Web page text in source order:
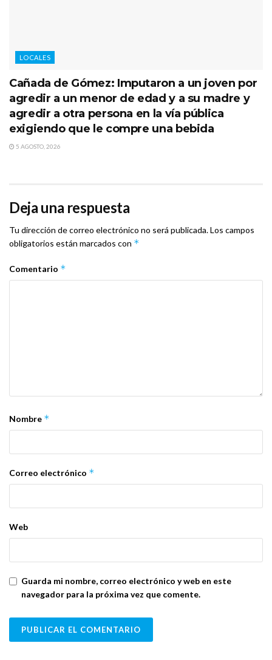
LOCALES
Cañada de Gómez: Imputaron a un joven por
agredir a un menor de edad y a su madre y
agredir a otra persona en la vía pública
exigiendo que le compre una bebida
5 AGOSTO, 2026
Deja una respuesta
Tu dirección de correo electrónico no será publicada.Los campos
obligatorios están marcados con *
Comentario *
Nombre *
Correo electrónico *
Web
Guarda mi nombre, correo electrónico y web en este
navegador para la próxima vez que comente.